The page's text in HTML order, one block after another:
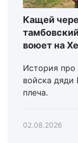
Кащей
воюет на
История про
войска дяди
плеча.
02.08.2026